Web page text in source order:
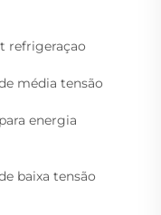
refrigeraçao
média tensão
energia
baixa tensão